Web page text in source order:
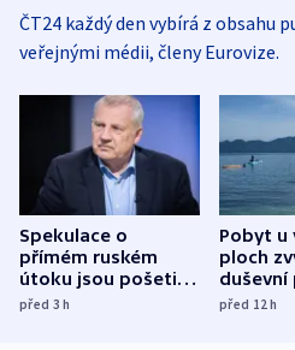
ČT24 každý den vybírá z obsahu
veřejnými médii, členy Eurovize.
Spekulace o
přímém ruském
útoku jsou pošetilé,
míní estonský
před 3h
Pobyt u
ploch
duševní
ukázala
před 12h